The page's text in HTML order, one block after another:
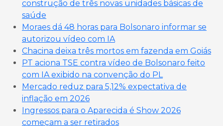
construção de três novas unidades básicas de
saúde
Moraes dá 48 horas para Bolsonaro informar se
autorizou vídeo com IA
Chacina deixa três mortos em fazenda em Goiás
PT aciona TSE contra vídeo de Bolsonaro feito
com IA exibido na convenção do PL
Mercado reduz para 5,12% expectativa de
inflação em 2026
Ingressos para o Aparecida é Show 2026
começam a ser retirados